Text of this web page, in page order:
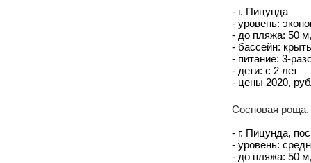
- г. Пицунда
- уровень:
- до пляжа: 50
- бассейн:
- питание: 3-
- дети: с 2 лет
- цены 2020,
Сосновая роща,
- г. Пицунда,
- уровень:
- до пляжа: 50